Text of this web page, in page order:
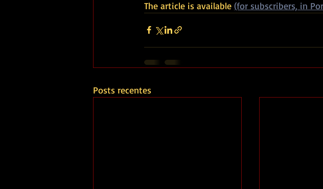
The article is available (for subscribers, in
Posts recentes